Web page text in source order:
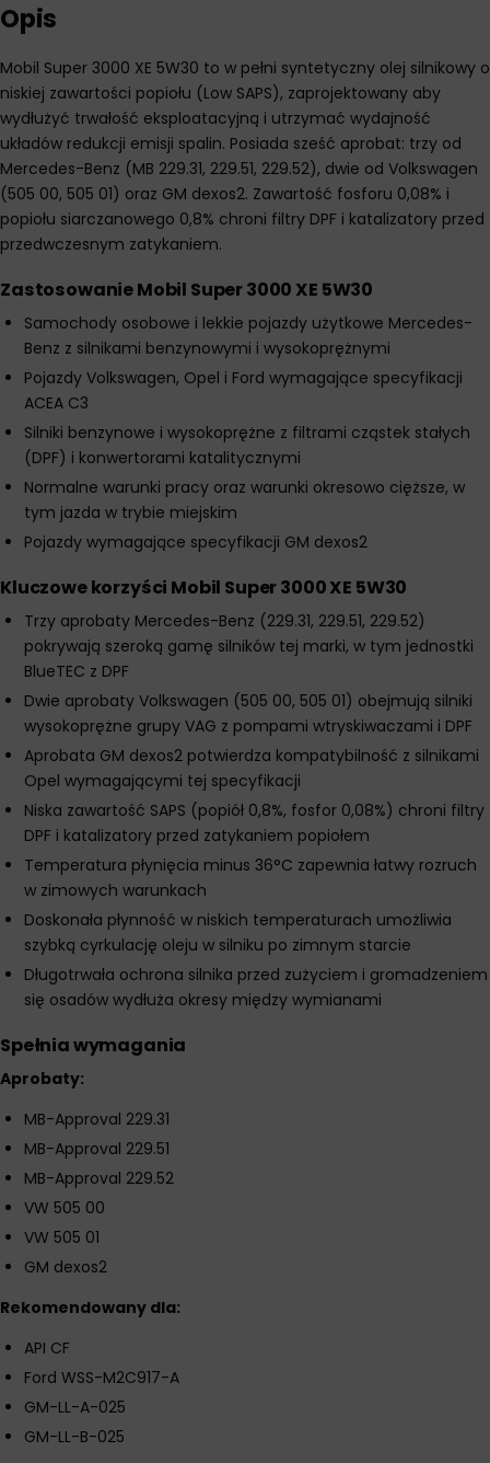
Opis
Mobil Super 3000 XE 5W30 to w pełni syntetyczny olej silnikowy o
niskiej zawartości popiołu (Low SAPS), zaprojektowany aby
wydłużyć trwałość eksploatacyjną i utrzymać wydajność
układów redukcji emisji spalin. Posiada sześć aprobat: trzy od
Mercedes-Benz (MB 229.31, 229.51, 229.52), dwie od Volkswagen
(505 00, 505 01) oraz GM dexos2. Zawartość fosforu 0,08% i
popiołu siarczanowego 0,8% chroni filtry DPF i katalizatory przed
przedwczesnym zatykaniem.
Zastosowanie Mobil Super 3000 XE 5W30
Samochody osobowe i lekkie pojazdy użytkowe Mercedes-
Benz z silnikami benzynowymi i wysokoprężnymi
Pojazdy Volkswagen, Opel i Ford wymagające specyfikacji
ACEA C3
Silniki benzynowe i wysokoprężne z filtrami cząstek stałych
(DPF) i konwertorami katalitycznymi
Normalne warunki pracy oraz warunki okresowo cięższe, w
tym jazda w trybie miejskim
Pojazdy wymagające specyfikacji GM dexos2
Kluczowe korzyści Mobil Super 3000 XE 5W30
Trzy aprobaty Mercedes-Benz (229.31, 229.51, 229.52)
pokrywają szeroką gamę silników tej marki, w tym jednostki
BlueTEC z DPF
Dwie aprobaty Volkswagen (505 00, 505 01) obejmują silniki
wysokoprężne grupy VAG z pompami wtryskiwaczami i DPF
Aprobata GM dexos2 potwierdza kompatybilność z silnikami
Opel wymagającymi tej specyfikacji
Niska zawartość SAPS (popiół 0,8%, fosfor 0,08%) chroni filtry
DPF i katalizatory przed zatykaniem popiołem
Temperatura płynięcia minus 36°C zapewnia łatwy rozruch
w zimowych warunkach
Doskonała płynność w niskich temperaturach umożliwia
szybką cyrkulację oleju w silniku po zimnym starcie
Długotrwała ochrona silnika przed zużyciem i gromadzeniem
się osadów wydłuża okresy między wymianami
Spełnia wymagania
Aprobaty:
MB-Approval 229.31
MB-Approval 229.51
MB-Approval 229.52
VW 505 00
VW 505 01
GM dexos2
Rekomendowany dla:
API CF
Ford WSS-M2C917-A
GM-LL-A-025
GM-LL-B-025